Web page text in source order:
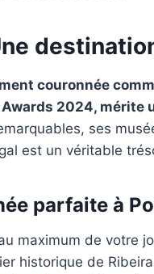
couronnée
2024, mérite
ses
est un véritable
parfaite à
maximum de votre
historique de